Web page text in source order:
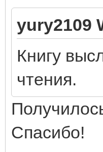
yury2109
Книгу
чтения.
Спасибо!